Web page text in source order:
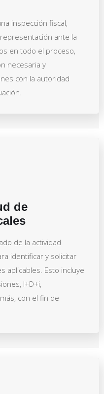
inspección fiscal,
ante la
en todo el proceso,
necesaria y
con la autoridad
de
de la actividad
identificar y solicitar
aplicables. Esto incluye
I+D+i,
con el fin de